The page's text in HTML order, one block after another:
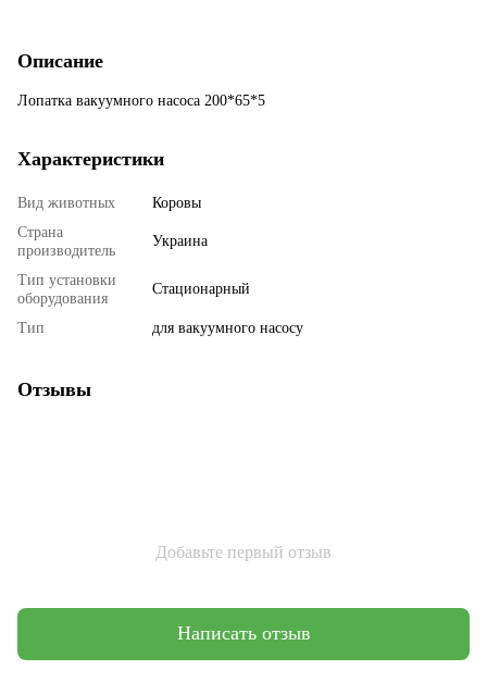
Описание
Лопатка вакуумного насоса 200*65*5
Характеристики
Вид животных
Коровы
Страна
производитель
Украина
Тип установки
оборудования
Стационарный
Тип для вакуумного насосу
Отзывы
Добавьте первый отзыв
Написать отзыв